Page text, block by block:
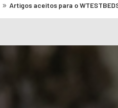
9 Artigos aceitos para o